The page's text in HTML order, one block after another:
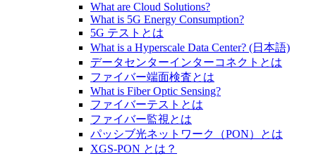
What are Cloud Solutions?
What is 5G Energy Consumption?
5G テストとは
What is a Hyperscale Data Center? (日本語)
データセンターインターコネクトとは
ファイバー端面検査とは
What is Fiber Optic Sensing?
ファイバーテストとは
ファイバー監視とは
パッシブ光ネットワーク（PON）とは
XGS-PON とは？